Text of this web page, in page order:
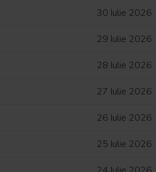
30 Iulie 2026
29 Iulie 2026
28 Iulie 2026
27 Iulie 2026
26 Iulie 2026
25 Iulie 2026